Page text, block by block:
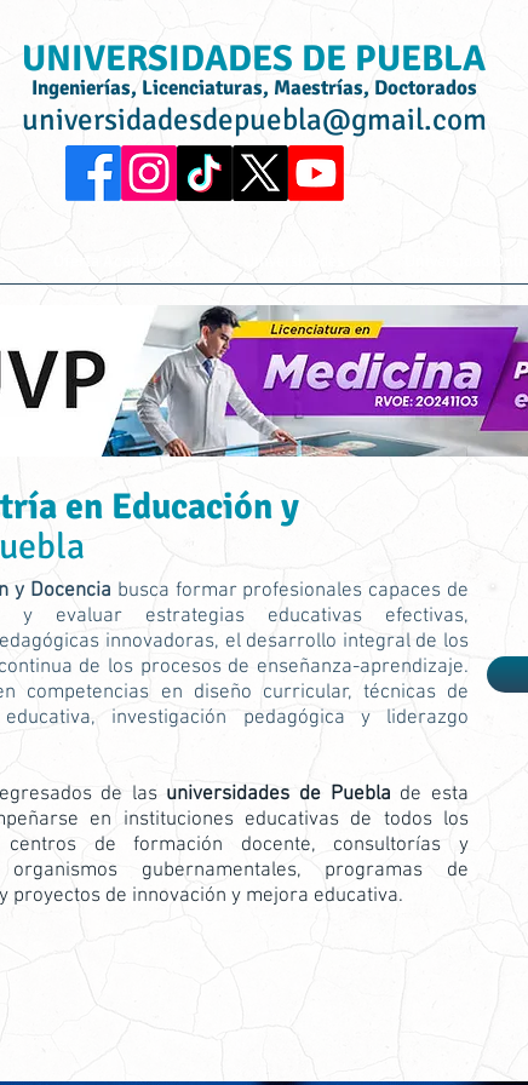
UNIVERSIDADES DE PUEBLA
Ingenierías, Licenciaturas, Maestrías, Doctorados
universidadesdepuebla@gmail.com
en Educación y
y Docencia busca formar profesionales capaces de
y evaluar estrategias educativas efectivas,
innovadoras, el desarrollo integral de los
de los procesos de enseñanza-aprendizaje.
competencias en diseño curricular, técnicas de
investigación pedagógica y liderazgo
de las universidades de Puebla de esta
en instituciones educativas de todos los
centros de formación docente, consultorías y
organismos gubernamentales, programas de
proyectos de innovación y mejora educativa.